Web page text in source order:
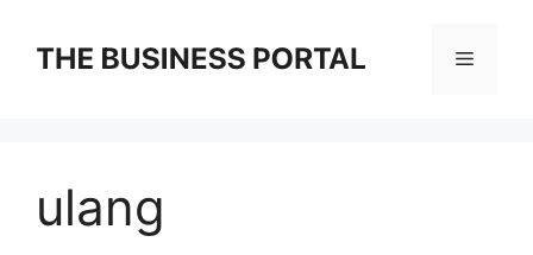
content
Menu
ulang